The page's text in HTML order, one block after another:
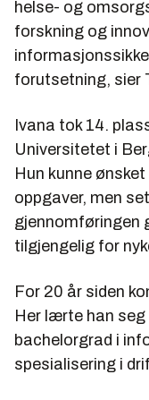
helse- og
forskning og
forutsetning, sier
Ivana tok 14.
Universitetet i
Hun kunne
oppgaver, men
gjennomføringen
tilgjengelig for
For 20 år siden
Her lærte han
bachelorgrad i
spesialisering i